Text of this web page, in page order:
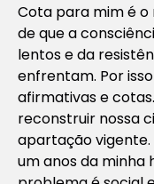
Cota para mim é
de que a
lentos e da
enfrentam. Por
afirmativas e
reconstruir nossa
apartação
um anos da minha